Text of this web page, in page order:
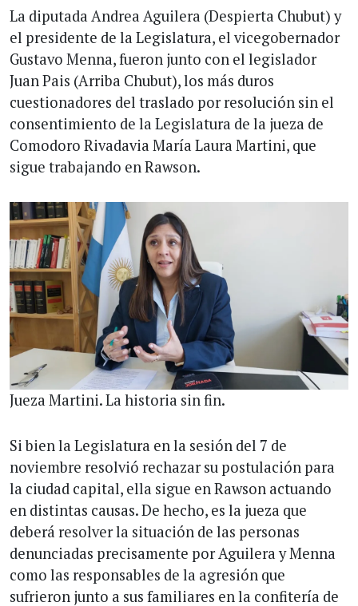
La diputada Andrea Aguilera (Despierta Chubut) y
el presidente de la Legislatura, el vicegobernador
Gustavo Menna, fueron junto con el legislador
Juan Pais (Arriba Chubut), los más duros
cuestionadores del traslado por resolución sin el
consentimiento de la Legislatura de la jueza de
Comodoro Rivadavia María Laura Martini, que
sigue trabajando en Rawson.
Jueza Martini. La historia sin fin.
Si bien la Legislatura en la sesión del 7 de
noviembre resolvió rechazar su postulación para
la ciudad capital, ella sigue en Rawson actuando
en distintas causas. De hecho, es la jueza que
deberá resolver la situación de las personas
denunciadas precisamente por Aguilera y Menna
como las responsables de la agresión que
sufrieron junto a sus familiares en la confitería de